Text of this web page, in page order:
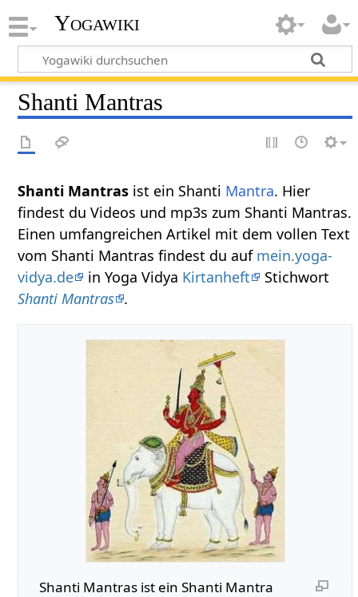
Yogawiki
Shanti Mantras
Shanti Mantras ist ein Shanti Mantra. Hier
findest du Videos und mp3s zum Shanti Mantras.
Einen umfangreichen Artikel mit dem vollen Text
vom Shanti Mantras findest du auf mein.yoga-
vidya.de
in Yoga Vidya Kirtanheft
Stichwort
Shanti Mantras .
Shanti Mantras ist ein Shanti Mantra